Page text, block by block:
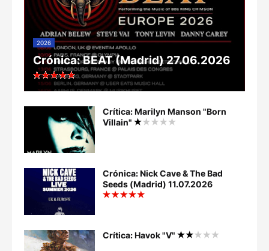
2026
Crónica: BEAT (Madrid) 27.06.2026
Crítica: Marilyn Manson "Born
Villain"
Crónica: Nick Cave & The Bad
Seeds (Madrid) 11.07.2026
Crítica: Havok "V"